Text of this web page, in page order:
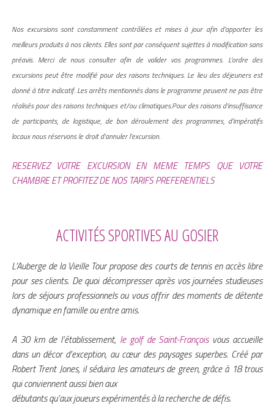
Nos excursions sont constamment contrôlées et mises à jour afin d’apporter les
meilleurs produits à nos clients. Elles sont par conséquent sujettes à modification sans
préavis. Merci de nous consulter afin de valider vos programmes. L’ordre des
excursions peut être modifié pour des raisons techniques. Le lieu des déjeuners est
donné à titre indicatif. Les arrêts mentionnés dans le programme peuvent ne pas être
réalisés pour des raisons techniques et/ou climatiques.Pour des raisons d’insuffisance
de participants, de logistique, de bon déroulement des programmes, d’impératifs
locaux nous réservons le droit d’annuler l’excursion.
RESERVEZ VOTRE EXCURSION EN MEME TEMPS QUE VOTRE
CHAMBRE ET PROFITEZ DE NOS TARIFS PREFERENTIELS
ACTIVITÉS SPORTIVES AU GOSIER
L’Auberge de la Vieille Tour propose des courts de tennis en accès libre
pour ses clients. De quoi décompresser après vos journées studieuses
lors de séjours professionnels ou vous offrir des moments de détente
dynamique en famille ou entre amis.
A 30 km de l’établissement, le golf de Saint-Françoisvous accueille
dans un décor d’exception, au cœur des paysages superbes. Créé par
Robert Trent Jones, il séduira les amateurs de green, grâce à 18 trous
qui conviennent aussi bien aux
débutants qu’aux joueurs expérimentés à la recherche de défis.